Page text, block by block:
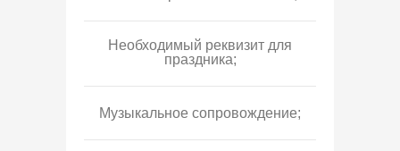
Необходимый реквизит для
праздника;
Музыкальное сопровождение;